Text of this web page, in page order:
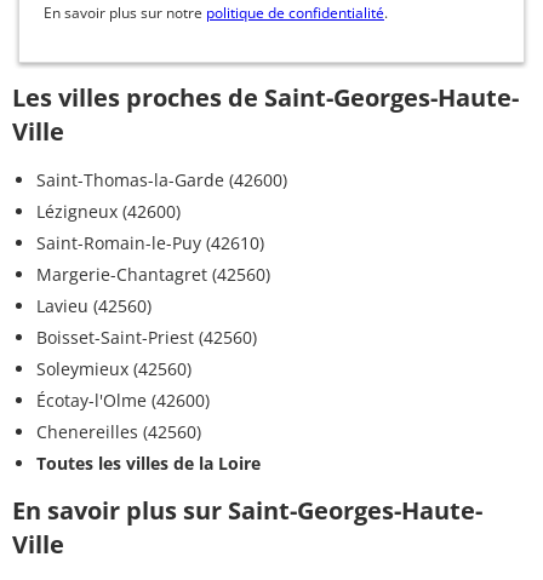
En savoir plus sur notre politique de confidentialité.
Les villes proches de Saint-Georges-Haute-
Ville
Saint-Thomas-la-Garde (42600)
Lézigneux (42600)
Saint-Romain-le-Puy (42610)
Margerie-Chantagret (42560)
Lavieu (42560)
Boisset-Saint-Priest (42560)
Soleymieux (42560)
Écotay-l'Olme (42600)
Chenereilles (42560)
Toutes les villes de la Loire
En savoir plus sur Saint-Georges-Haute-
Ville